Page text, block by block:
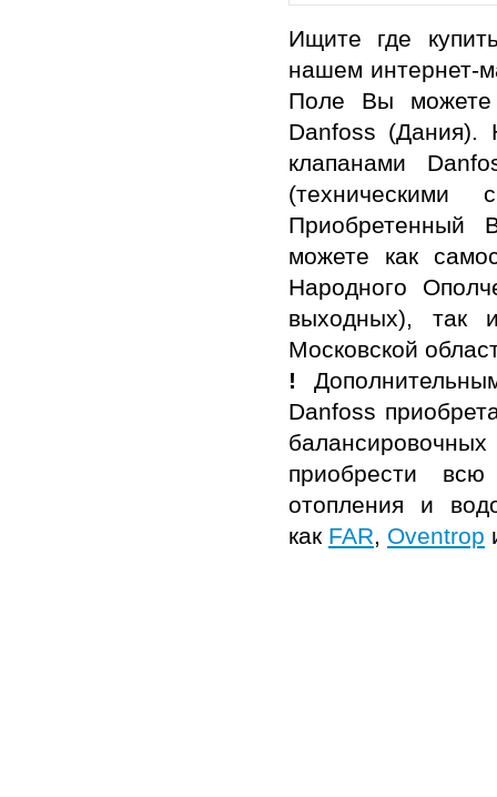
Ищите где
нашем интернет-
Поле Вы можете
Danfoss (Дания).
клапанами
(техническими
Приобретенный
можете как
Народного
выходных), так
Московской
!
Danfoss
приобрести
отопления и
как FAR, Oventrop